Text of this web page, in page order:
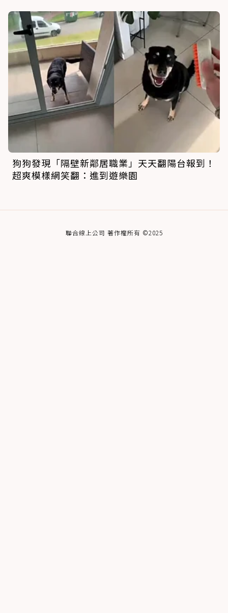
狗狗發現「隔壁新鄰居職業」天天翻陽台報到！
超爽模樣網笑翻：進到遊樂園
聯合線上公司 著作權所有 ©2025